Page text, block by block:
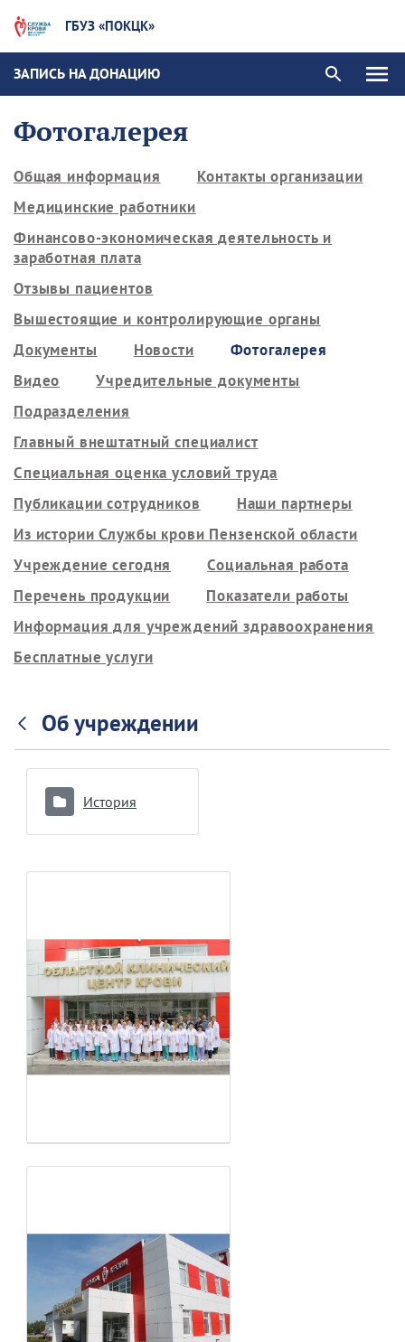
ГБУЗ «ПОКЦК»
ЗАПИСЬ НА ДОНАЦИЮ
Фотогалерея
Общая информация
Контакты организации
Медицинские работники
Финансово-экономическая деятельность и
заработная плата
Отзывы пациентов
Вышестоящие и контролирующие органы
Документы
Новости
Фотогалерея
Видео
Учредительные документы
Подразделения
Главный внештатный специалист
Специальная оценка условий труда
Публикации сотрудников
Наши партнеры
Из истории Службы крови Пензенской области
Учреждение сегодня
Социальная работа
Перечень продукции
Показатели работы
Информация для учреждений здравоохранения
Бесплатные услуги
Об учреждении
История